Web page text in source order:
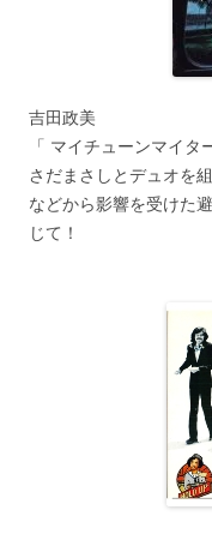
吉田政美
「 マイチューンマイタ
さだまさしとデュオを
などから影響を受けた
じて！